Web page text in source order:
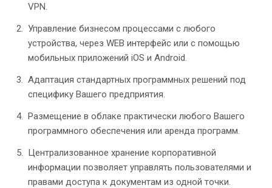
VPN.
Управление бизнесом процессами с любого
устройства, через WEB интерфейс или с помощью
мобильных приложений iOS и Android.
Адаптация стандартных программных решений под
специфику Вашего предприятия.
Размещение в облаке практически любого Вашего
программного обеспечения или аренда программ.
Централизованное хранение корпоративной
информации позволяет управлять пользователями и
правами доступа к документам из одной точки.